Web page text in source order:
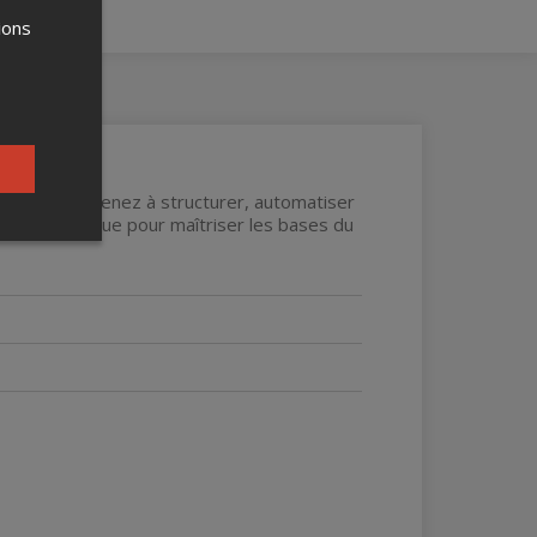
: apprenez à structurer, automatiser
stratégique pour maîtriser les bases du